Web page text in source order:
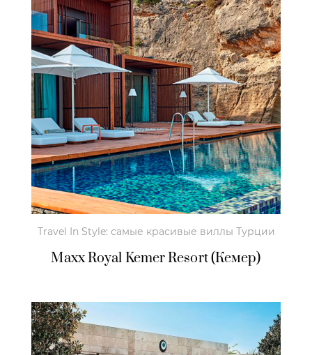
Travel In Style: самые красивые виллы Турции
Maxx Royal Kemer Resort (Кемер)